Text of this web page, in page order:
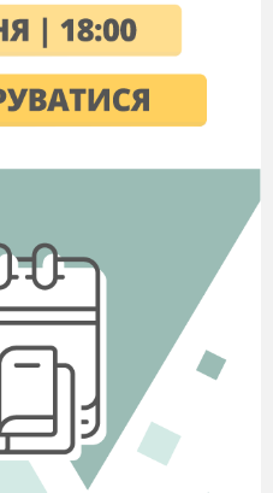
відношення до
зорієнтувати та
до тої чи іншої
людина яка працює за
реалізує свої
збірника є моральне
освіти, а зміст
творчого
про естетичні
до природи, до
грамотності;
компетентності;